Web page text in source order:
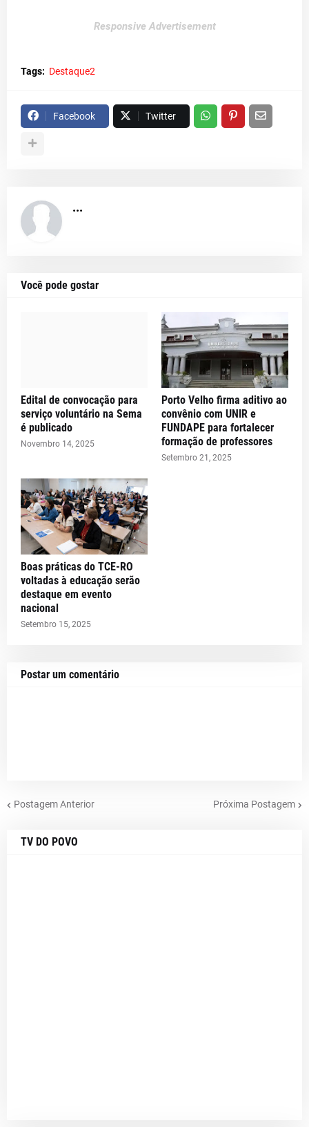
Responsive Advertisement
Tags: Destaque2
Facebook Twitter
...
Você pode gostar
Edital de convocação para
serviço voluntário na Sema
é publicado
Novembro 14, 2025
Porto Velho firma aditivo ao
convênio com UNIR e
FUNDAPE para fortalecer
formação de professores
Setembro 21, 2025
Boas práticas do TCE-RO
voltadas à educação serão
destaque em evento
nacional
Setembro 15, 2025
Postar um comentário
Postagem Anterior Próxima Postagem
TV DO POVO